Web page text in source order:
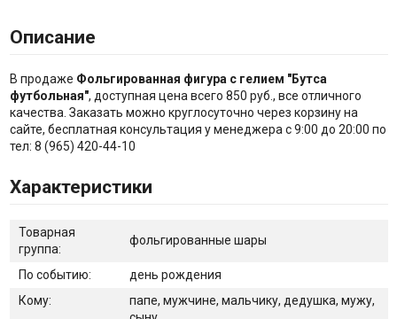
Описание
В продаже Фольгированная фигура с гелием "Бутса
футбольная", доступная цена всего 850 руб., все отличного
качества. Заказать можно круглосуточно через корзину на
сайте, бесплатная консультация у менеджера с 9:00 до 20:00 по
тел: 8 (965) 420-44-10
Характеристики
Товарная
группа:
фольгированные шары
По событию:
день рождения
Кому:
папе, мужчине, мальчику, дедушка, мужу,